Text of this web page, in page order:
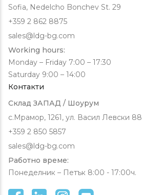
Sofia, Nedelcho Bonchev St. 29
+359 2 862 8875
sales@ldg-bg.com
Working hours:
Monday – Friday 7:00 – 17:30
Saturday 9:00 – 14:00
Контакти
Склад ЗАПАД / Шоурум
с.Мрамор, 1261, ул. Васил Левски 88
+359 2 850 5857
sales@ldg-bg.com
Работно време:
Понеделник – Петък 8:00 - 17:00ч.